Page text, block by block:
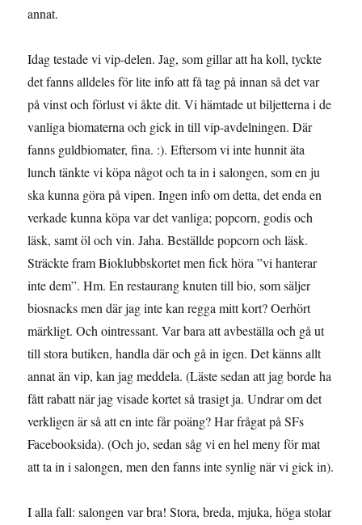
annat.
Idag testade vi vip-delen. Jag, som gillar att ha koll, tyckte
det fanns alldeles för lite info att få tag på innan så det var
på vinst och förlust vi åkte dit. Vi hämtade ut biljetterna i de
vanliga biomaterna och gick in till vip-avdelningen. Där
fanns guldbiomater, fina. :). Eftersom vi inte hunnit äta
lunch tänkte vi köpa något och ta in i salongen, som en ju
ska kunna göra på vipen. Ingen info om detta, det enda en
verkade kunna köpa var det vanliga; popcorn, godis och
läsk, samt öl och vin. Jaha. Beställde popcorn och läsk.
Sträckte fram Bioklubbskortet men fick höra ”vi hanterar
inte dem”. Hm. En restaurang knuten till bio, som säljer
biosnacks men där jag inte kan regga mitt kort? Oerhört
märkligt. Och ointressant. Var bara att avbeställa och gå ut
till stora butiken, handla där och gå in igen. Det känns allt
annat än vip, kan jag meddela. (Läste sedan att jag borde ha
fått rabatt när jag visade kortet så trasigt ja. Undrar om det
verkligen är så att en inte får poäng? Har frågat på SFs
Facebooksida). (Och jo, sedan såg vi en hel meny för mat
att ta in i salongen, men den fanns inte synlig när vi gick in).
I alla fall: salongen var bra! Stora, breda, mjuka, höga stolar